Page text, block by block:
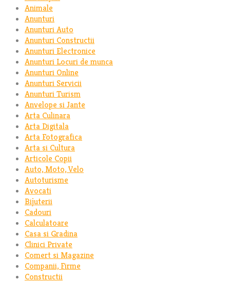
Animale
Anunturi
Anunturi Auto
Anunturi Constructii
Anunturi Electronice
Anunturi Locuri de munca
Anunturi Online
Anunturi Servicii
Anunturi Turism
Anvelope si Jante
Arta Culinara
Arta Digitala
Arta Fotografica
Arta si Cultura
Articole Copii
Auto, Moto, Velo
Autoturisme
Avocati
Bijuterii
Cadouri
Calculatoare
Casa si Gradina
Clinici Private
Comert si Magazine
Companii, Firme
Constructii